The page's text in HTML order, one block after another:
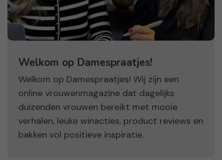
Welkom op Damespraatjes!
Welkom op Damespraatjes! Wij zijn een
online vrouwenmagazine dat dagelijks
duizenden vrouwen bereikt met mooie
verhalen, leuke winacties, product reviews en
bakken vol positieve inspiratie.